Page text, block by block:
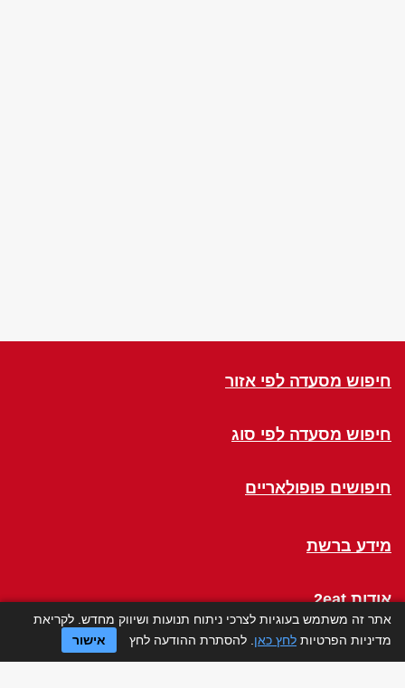
חיפוש מסעדה לפי אזור
חיפוש מסעדה לפי סוג
חיפושים פופולאריים
מידע ברשת
אודות 2eat
Click a Table
אתר זה משתמש בעוגיות לצרכי ניתוח תנועות ושיווק מחדש. לקריאת
מדיניות הפרטיות לחץ כאן . להסתרת ההודעה לחץ אישור